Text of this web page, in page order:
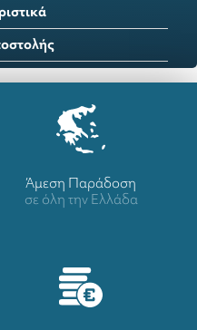
Άμεση Παράδοση
σε όλη την Ελλάδα